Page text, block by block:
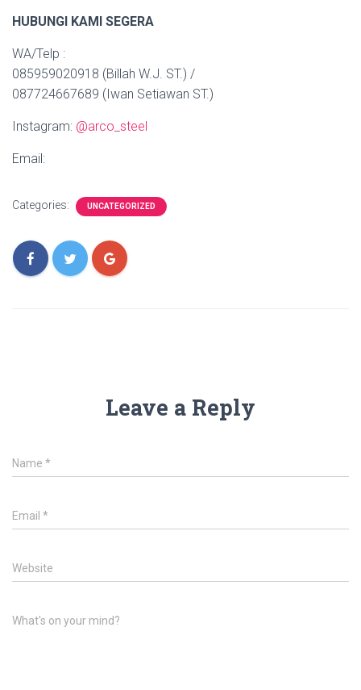
HUBUNGI KAMI SEGERA
WA/Telp :
085959020918 (Billah W.J. ST.) /
087724667689 (Iwan Setiawan ST.)
Instagram: @arco_steel
Email:
Categories: UNCATEGORIZED
Leave a Reply
Name *
Email *
Website
What's on your mind?